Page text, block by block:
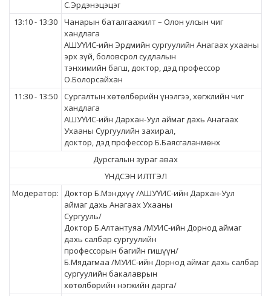
С.Эрдэнэцэцэг
13:10 - 13:30
Чанарын баталгаажилт – Олон улсын чиг
хандлага
АШУҮИС-ийн Эрдмийн сургуулийн Анагаах ухааны
эрх зүй, боловсрол судлалын
тэнхимийн багш, доктор, дэд профессор
О.Болорсайхан
11:30 - 13:50
Сургалтын хөтөлбөрийн үнэлгээ, хөгжлийн чиг
хандлага
АШУҮИС-ийн Дархан-Уул аймаг дахь Анагаах
Ухааны Сургуулийн захирал,
доктор, дэд профессор Б.Баясгаланмөнх
Дурсгалын зураг авах
ҮНДСЭН ИЛТГЭЛ
Модератор: Доктор Б.Мэндхүү /АШУҮИС-ийн Дархан-Уул
аймаг дахь Анагаах Ухааны
Сургууль/
Доктор Б.Алтантуяа /МУИС-ийн Дорнод аймаг
дахь салбар сургуулийн
профессорын багийн гишүүн/
Б.Мядагмаа /МУИС-ийн Дорнод аймаг дахь салбар
сургуулийн бакалаврын
хөтөлбөрийн нэгжийн дарга/